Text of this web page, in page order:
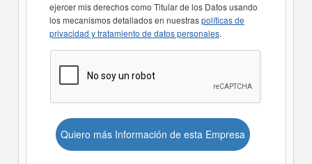
ejercer mis derechos como Titular de los Datos usando
los mecanismos detallados en nuestraspolíticas de
privacidad y tratamiento de datos personales.
Quiero más Información de esta Empresa